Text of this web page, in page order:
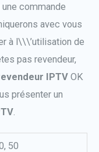
commande
avec vous
à l\\\’utilisation de
pas revendeur,
IPTV OK
présenter un
.
50